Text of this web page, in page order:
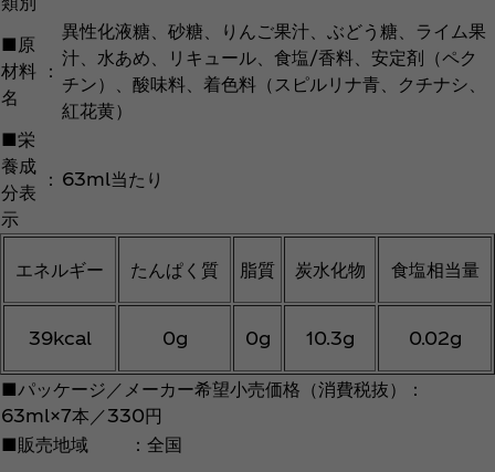
■原
材料
名
：
異性化液糖、砂糖、りんご果汁、ぶどう糖、ライム果
汁、水あめ、リキュール、食塩/香料、安定剤（ペク
チン）、酸味料、着色料（スピルリナ青、クチナシ、
紅花黄）
■栄
養成
分表
示
： 63ml当たり
エネルギー たんぱく質 脂質 炭水化物 食塩相当量
39kcal 0g 0g 10.3g 0.02g
■パッケージ／メーカー希望小売価格（消費税抜）：
63ml×7本／330円
■販売地域 ：全国